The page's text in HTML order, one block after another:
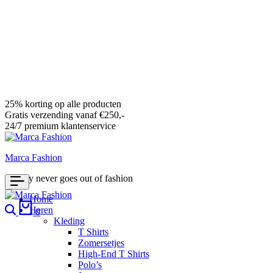
25% korting op alle producten
Gratis verzending vanaf €250,-
24/7 premium klantenservice
Marca Fashion
Luxury never goes out of fashion
Home
Heren
Kleding
T Shirts
Zomersetjes
High-End T Shirts
Polo’s
Search
0
Cart